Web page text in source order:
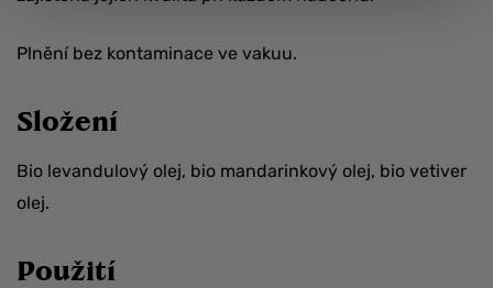
Plnění bez kontaminace ve vakuu.
Složení
Bio levandulový olej, bio mandarinkový olej, bio vetiver
olej.
Použití